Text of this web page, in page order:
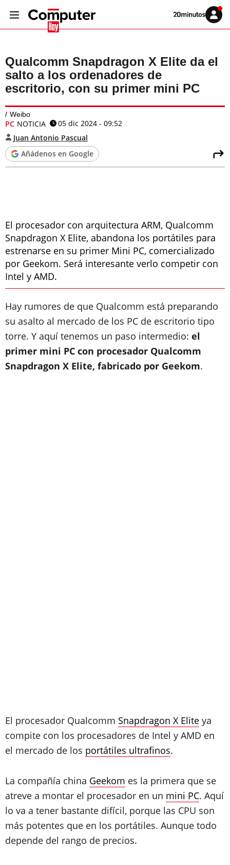
Volver
Iniciar
sesión
Qualcomm Snapdragon X Elite da el
salto a los ordenadores de
escritorio, con su primer mini PC
Weibo
PC NOTICIA
05 dic 2024 - 09:52
Juan Antonio Pascual
Añádenos en Google
El procesador con arquitectura ARM, Qualcomm
Snapdragon X Elite, abandona los portátiles para
estrenarse en su primer Mini PC, comercializado
por Geekom. Será interesante verlo competir con
Intel y AMD.
Hay rumores de que Qualcomm está preparando
su asalto al mercado de los PC de escritorio tipo
torre. Y aquí tenemos un paso intermedio: el
primer mini PC con procesador Qualcomm
Snapdragon X Elite, fabricado por Geekom.
El procesador Qualcomm Snapdragon X Elite ya
compite con los procesadores de Intel y AMD en
el mercado de los portátiles ultrafinos.
La compañía china Geekom es la primera que se
atreve a montar el procesador en un mini PC. Aquí
lo va a tener bastante difícil, porque las CPU son
más potentes que en los portátiles. Aunque todo
depende del rango de precios.